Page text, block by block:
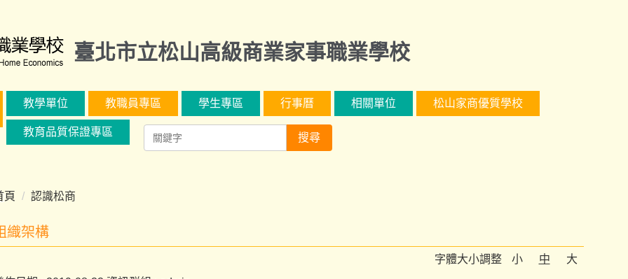
臺北市立松山高級商業家事職業學校
教學單位 教職員專區 學生專區 行事曆 相關單位 松山家商優質學校
教育品質保證專區 搜尋
頁 認識松商
織架構
字體大小調整 小 中
大